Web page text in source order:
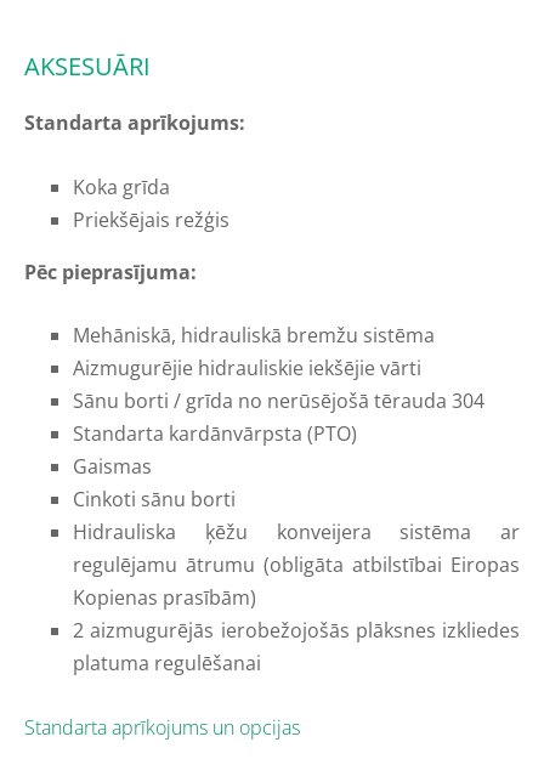
AKSESUĀRI
Standarta aprīkojums:
Koka grīda
Priekšējais režģis
Pēc pieprasījuma:
Mehāniskā, hidrauliskā bremžu sistēma
Aizmugurējie hidrauliskie iekšējie vārti
Sānu borti / grīda no nerūsējošā tērauda 304
Standarta kardānvārpsta (PTO)
Gaismas
Cinkoti sānu borti
Hidrauliska ķēžu konveijera sistēma ar
regulējamu ātrumu (obligāta atbilstībai Eiropas
Kopienas prasībām)
2 aizmugurējās ierobežojošās plāksnes izkliedes
platuma regulēšanai
Standarta aprīkojums un opcijas